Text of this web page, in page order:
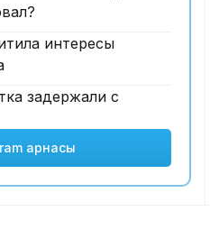
интересы
задержали с
арнасы